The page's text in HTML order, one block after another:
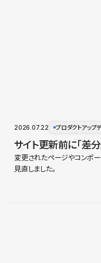
2026.07.22 プロダクトアップ
サイト更新前に「差
変更されたページやコンポ
見直しました。